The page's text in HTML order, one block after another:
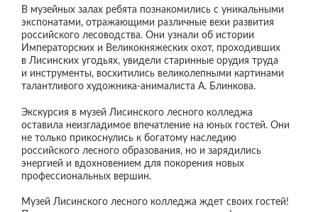
В музейных залах ребята познакомились с уникальными
экспонатами, отражающими различные вехи развития
российского лесоводства. Они узнали об истории
Императорских и Великокняжеских охот, проходивших
в Лисинских угодьях, увидели старинные орудия труда
и инструменты, восхитились великолепными картинами
талантливого художника-анималиста А. Блинкова.
Экскурсия в музей Лисинского лесного колледжа
оставила неизгладимое впечатление на юных гостей. Они
не только прикоснулись к богатому наследию
российского лесного образования, но и зарядились
энергией и вдохновением для покорения новых
профессиональных вершин.
Музей Лисинского лесного колледжа ждет своих гостей!